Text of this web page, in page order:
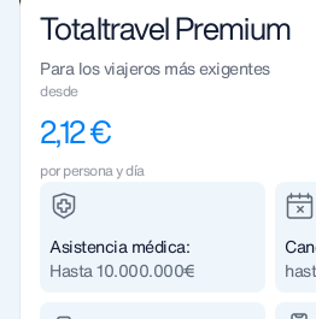
Totaltravel Premium
Para los viajeros más exigentes
desde
2,12 €
por persona y día
Asistencia médica:
Hasta 10.000.000€